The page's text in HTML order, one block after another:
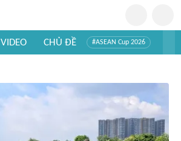
VIDEO CHỦ ĐỀ #ASEAN Cup 2026